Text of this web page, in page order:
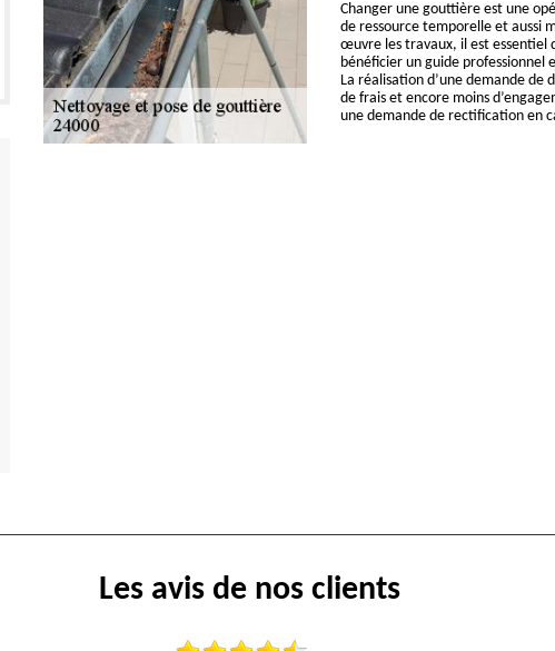
Changer une gouttière est une
de ressource temporelle et aussi
œuvre les travaux, il est essentiel
bénéficier un guide
La réalisation d’une demande de
de frais et encore moins
une demande de rectification en
Les avis de nos clients